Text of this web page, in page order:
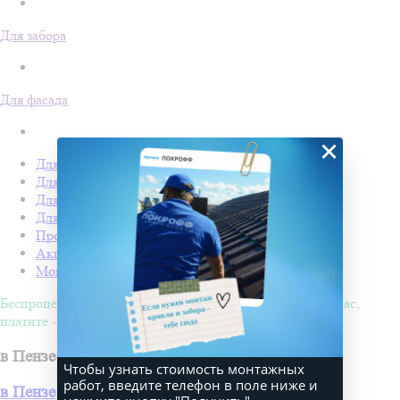
Для забора
Для фасада
Для кровли
Для забора
Для фасада
Для дачи
Производство Покрофф
Акции
Монтаж
Беспроцентная рассрочка на 4 месяца. Покупайте - сейчас,
платите - потом!
в Пензе
в Пензе
×
Чтобы узнать стоимость монтажных
работ, введите телефон в поле ниже и